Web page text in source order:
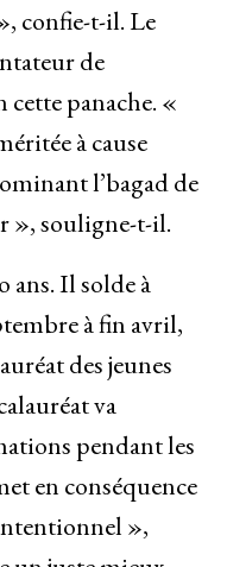
confie-t-il. Le
de
panache. «
à cause
l’bagad de
», souligne-t-il.
ans. Il solde à
à fin avril,
des jeunes
va
pendant les
en conséquence
»,